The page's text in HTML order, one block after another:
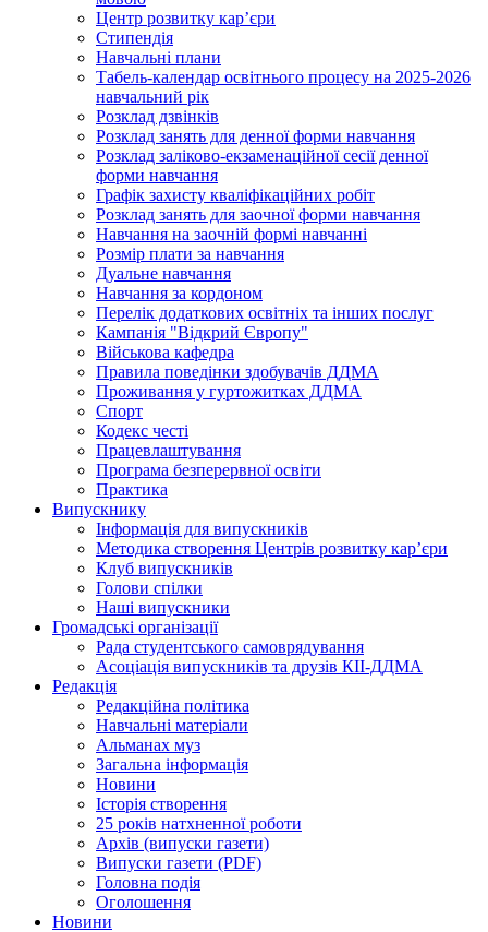
Центр розвитку кар’єри
Стипендія
Навчальні плани
Табель-календар освітнього процесу на 2025-2026
навчальний рік
Розклад дзвінків
Розклад занять для денної форми навчання
Розклад заліково-екзаменаційної сесії денної
форми навчання
Графік захисту кваліфікаційних робіт
Розклад занять для заочної форми навчання
Навчання на заочній формі навчанні
Розмір плати за навчання
Дуальне навчання
Навчання за кордоном
Перелік додаткових освітніх та інших послуг
Кампанія "Відкрий Європу"
Військова кафедра
Правила поведінки здобувачів ДДМА
Проживання у гуртожитках ДДМА
Спорт
Кодекс честі
Працевлаштування
Програма безперервної освіти
Практика
Випускнику
Інформація для випускників
Методика створення Центрів розвитку кар’єри
Клуб випускників
Голови спілки
Наші випускники
Громадські організації
Рада студентського самоврядування
Асоціація випускників та друзів КІІ-ДДМА
Редакція
Редакційна політика
Навчальні матеріали
Альманах муз
Загальна інформація
Новини
Історія створення
25 років натхненної роботи
Архів (випуски газети)
Випуски газети (PDF)
Головна подія
Оголошення
Новини